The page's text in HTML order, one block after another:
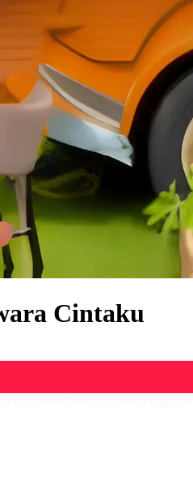
Cintaku